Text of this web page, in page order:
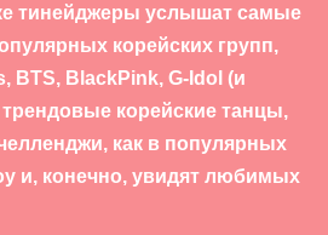
тинейджеры услышат самые
корейских групп,
BTS, BlackPink, G-Idol (и
корейские танцы,
как в популярных
и, конечно, увидят любимых